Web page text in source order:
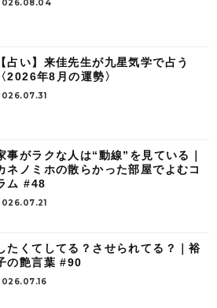
【占い】来佳先生が九星気学で占う
〈2026年8月の運勢〉
事がラクな人は“動線”を見ている｜
ネノミホの散らかった部屋でよむコ
ム #48
たくてしてる？させられてる？｜裕
の艶言葉 #90